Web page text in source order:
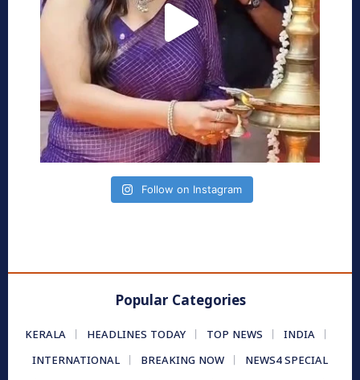
Follow on Instagram
Popular Categories
KERALA HEADLINES TODAY TOP NEWS
INDIA
INTERNATIONAL
BREAKING NOW
NEWS4 SPECIAL